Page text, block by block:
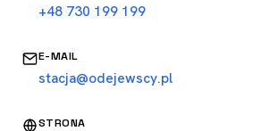
+48 730 199 199
E-MAIL
stacja@odejewscy.pl
STRONA